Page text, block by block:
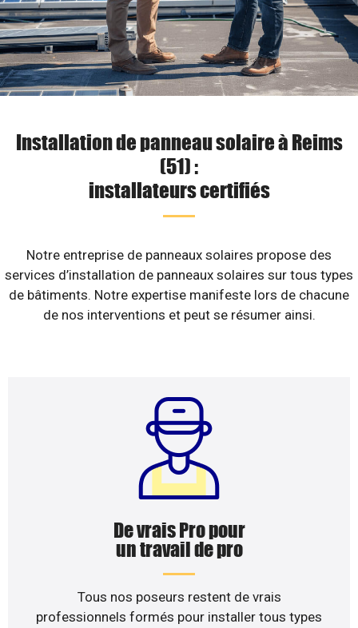
Installation de panneau solaire à Reims
(51) :
installateurs certifiés
Notre entreprise de panneaux solaires propose des
services d’installation de panneaux solaires sur tous types
de bâtiments. Notre expertise manifeste lors de chacune
de nos interventions et peut se résumer ainsi.
De vrais Pro pour
un travail de pro
Tous nos poseurs restent de vrais
professionnels formés pour installer tous types